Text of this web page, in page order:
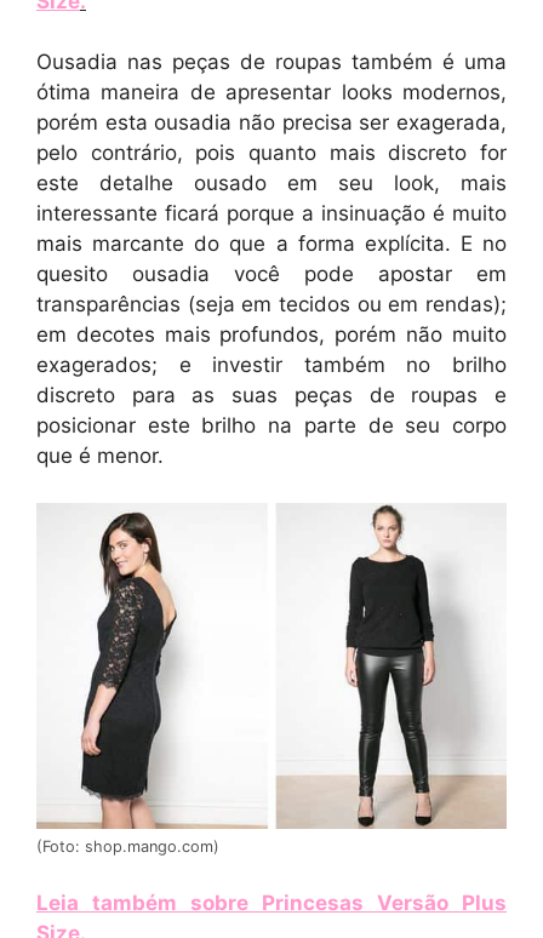
Ousadia nas peças de roupas também é uma
ótima maneira de apresentar looks modernos,
porém esta ousadia não precisa ser exagerada,
pelo contrário, pois quanto mais discreto for
este detalhe ousado em seu look, mais
interessante ficará porque a insinuação é muito
mais marcante do que a forma explícita. E no
quesito ousadia você pode apostar em
transparências (seja em tecidos ou em rendas);
em decotes mais profundos, porém não muito
exagerados; e investir também no brilho
discreto para as suas peças de roupas e
posicionar este brilho na parte de seu corpo
que é menor.
(Foto: shop.mango.com)
Leia também sobre Princesas Versão Plus